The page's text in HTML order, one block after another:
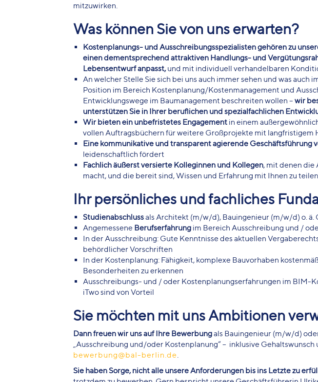
mitzuwirken.
Was können Sie von uns erwarten?
Kostenplanungs- und Ausschreibungsspezialisten gehören zu
einen dementsprechend attraktiven Handlungs- und
Lebensentwurf anpasst,und mit individuell verhandelbaren
An welcher Stelle Sie sich bei uns auch immer sehen und was auch
Position im Bereich Kostenplanung/Kostenmanagement und
Entwicklungswege im Baumanagement beschreiten wollen – wir
unterstützen Sie in Ihrer beruflichen und spezialfachlichen
Wir bieten ein unbefristetes Engagement in einem
vollen Auftragsbüchern für weitere Großprojekte mit langfristigem
Eine kommunikative und transparent agierende Geschäftsführung
leidenschaftlich fördert
Fachlich äußerst versierte Kolleginnen und Kollegen, mit denen die
macht, und die bereit sind, Wissen und Erfahrung mit Ihnen zu teilen
Ihr persönliches und fachliches
Studienabschlussals Architekt (m/w/d), Bauingenieur (m/w/d) o. ä.
Angemessene Berufserfahrung im Bereich Ausschreibung und /
In der Ausschreibung: Gute Kenntnisse des aktuellen
behördlicher Vorschriften
In der Kostenplanung: Fähigkeit, komplexe Bauvorhaben
Besonderheiten zu erkennen
Ausschreibungs- und / oder Kostenplanungserfahrungen im BIM-
iTwo sind von Vorteil
Sie möchten mit uns Ambitionen
Dann freuen wir uns auf Ihre Bewerbungals Bauingenieur (m/w/d)
„Ausschreibung und/oder Kostenplanung“ – inklusive
bewerbung@bal-berlin.de.
Sie haben Sorge, nicht alle unsere Anforderungen bis ins Letzte zu